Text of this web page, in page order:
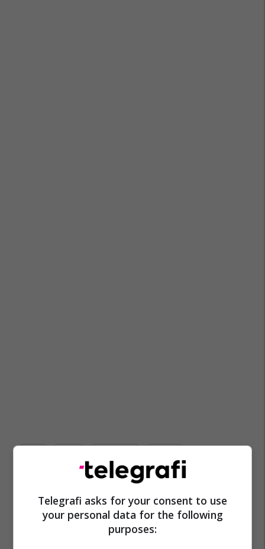
Telegrafi asks for your consent to use
your personal data for the following
purposes: